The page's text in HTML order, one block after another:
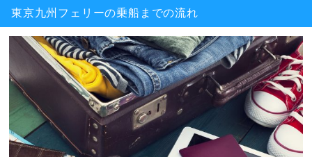
東京九州フェリーの乗船までの流れ